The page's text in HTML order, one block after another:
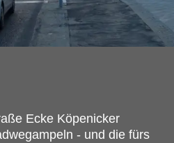
Ecke Köpenicker
- und die fürs